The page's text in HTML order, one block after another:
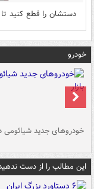
دستشان را قطع کنید
خودرو
خودروهای جدید شیائومی در
این مطالب را از دست